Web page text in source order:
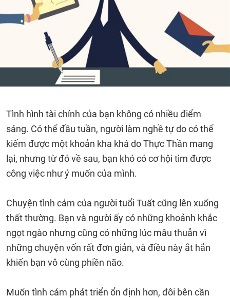
Tình hình tài chính của bạn không có nhiều điểm
sáng. Có thể đầu tuần, người làm nghề tự do có thể
kiếm được một khoản kha khá do Thực Thần mang
lại, nhưng từ đó về sau, bạn khó có cơ hội tìm được
công việc như ý muốn của mình.
Chuyện tình cảm của người tuổi Tuất cũng lên xuống
thất thường. Bạn và người ấy có những khoảnh khắc
ngọt ngào nhưng cũng có những lúc mâu thuẫn vì
những chuyện vốn rất đơn giản, và điều này ắt hẳn
khiến bạn vô cùng phiền não.
Muốn tình cảm phát triển ổn định hơn, đôi bên cần